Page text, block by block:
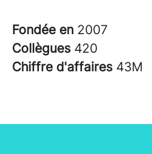
Fondée en 2007
Collègues 420
Chiffre d'affaires 43M